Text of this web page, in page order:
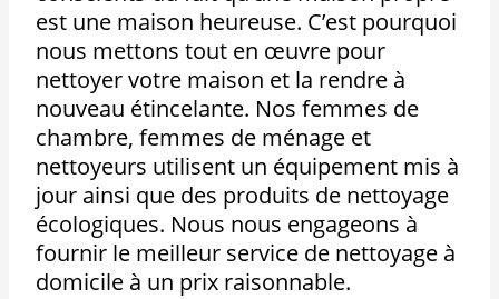
est une maison heureuse. C’est pourquoi
nous mettons tout en œuvre pour
nettoyer votre maison et la rendre à
nouveau étincelante. Nos femmes de
chambre, femmes de ménage et
nettoyeurs utilisent un équipement mis à
jour ainsi que des produits de nettoyage
écologiques. Nous nous engageons à
fournir le meilleur service de nettoyage à
domicile à un prix raisonnable.